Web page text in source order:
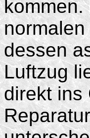
kommen.
dessen
Luftzug
direkt ins